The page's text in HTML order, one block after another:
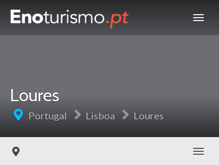
Loures
Portugal Lisboa Loures